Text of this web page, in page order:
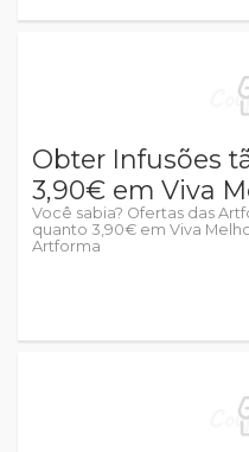
Obter Infusões
3,90€ em Viva
Você sabia? Ofertas das
quanto 3,90€ em Viva
Artforma